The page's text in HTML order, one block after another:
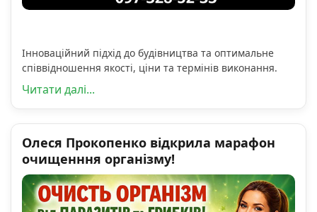
Інноваційний підхід до будівництва та оптимальне
співвідношення якості, ціни та термінів виконання.
Читати далі...
Олеся Прокопенко відкрила марафон
очищенння організму!